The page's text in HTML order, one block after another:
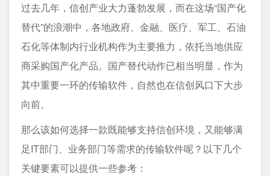
过去几年，信创产业大力蓬勃发展，而在这场“国产化
替代”的浪潮中，各地政府、金融、医疗、军工、石油
石化等体制内行业机构作为主要推力，依托当地供应
商采购国产化产品。国产替代动作已相当明显，作为
其中重要一环的传输软件，自然也在信创风口下大步
向前。
那么该如何选择一款既能够支持信创环境，又能够满
足IT部门、业务部门等需求的传输软件呢？以下几个
关键要素可以提供一些参考：